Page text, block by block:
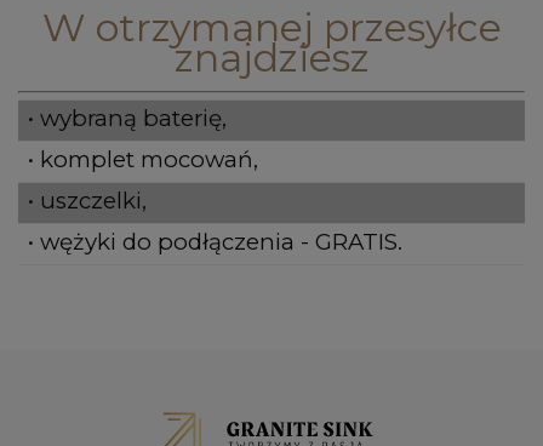
W otrzymanej przesyłce
znajdziesz
• wybraną baterię,
• komplet mocowań,
• uszczelki,
• wężyki do podłączenia - GRATIS.